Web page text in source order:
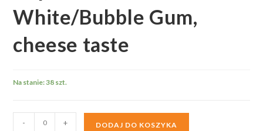
White/Bubble Gum,
cheese taste
Na stanie: 38 szt.
- + DODAJ DO KOSZYKA